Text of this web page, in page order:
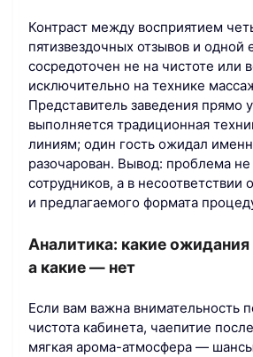
Контраст между восприятием
пятизвездочных отзывов и одной
сосредоточен не на чистоте или
исключительно на технике
Представитель заведения прямо
выполняется традиционная
линиям; один гость ожидал
разочарован. Вывод: проблема не
сотрудников, а в несоответствии
и предлагаемого формата
Аналитика: какие
а какие — нет
Если вам важна внимательность
чистота кабинета, чаепитие
мягкая арома-атмосфера —